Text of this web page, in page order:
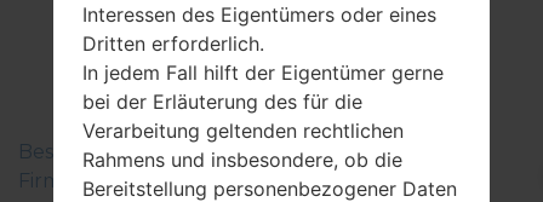
FirmwareSamsung
SC-05GGalaxy S6
Beschreiben Sie die Regionen der Samsung-
Firmwaren
Interessen des Eigentümers oder eines
Dritten erforderlich.
In jedem Fall hilft der Eigentümer gerne
bei der Erläuterung des für die
Verarbeitung geltenden rechtlichen
Rahmens und insbesondere, ob die
Bereitstellung personenbezogener Daten